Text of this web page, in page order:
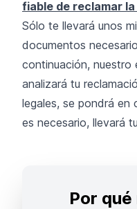
fiable de reclamar
Sólo te llevará unos
documentos
continuación, nuestro
analizará tu
legales, se pondrá en
es necesario, llevará
Por